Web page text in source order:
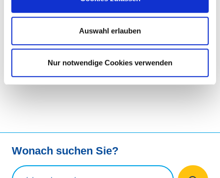
Auswahl erlauben
Nur notwendige Cookies verwenden
uns 2024 über PlantC an hochwertigen Aufforstungs-
und landwirtschaftlichen Pflanzprojekten in Belgien
beteiligt. Wir werden mehr als 2.000 Bäume und einen
Wonach suchen Sie?
Suchanfrage